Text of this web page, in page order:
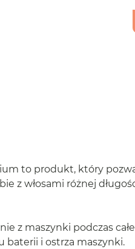
to produkt, który
z włosami różnej
z maszynki podczas
baterii i ostrza maszynki.